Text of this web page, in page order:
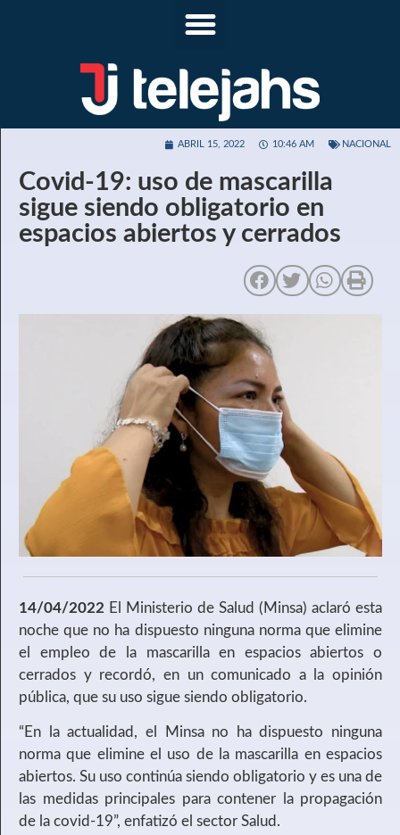
ABRIL 15, 2022 10:46 AM NACIONAL
Covid-19: uso de mascarilla
sigue siendo obligatorio en
espacios abiertos y cerrados
14/04/2022 El Ministerio de Salud (Minsa) aclaró esta
noche que no ha dispuesto ninguna norma que elimine
el empleo de la mascarilla en espacios abiertos o
cerrados y recordó, en un comunicado a la opinión
pública, que su uso sigue siendo obligatorio.
“En la actualidad, el Minsa no ha dispuesto ninguna
norma que elimine el uso de la mascarilla en espacios
abiertos. Su uso continúa siendo obligatorio y es una de
las medidas principales para contener la propagación
de la covid-19”, enfatizó el sector Salud.